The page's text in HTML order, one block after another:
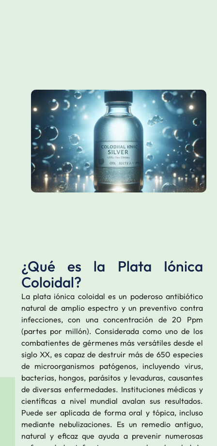
¿Qué es la Plata Iónica
Coloidal?
La plata iónica coloidal es un poderoso antibiótico
natural de amplio espectro y un preventivo contra
infecciones, con una concentración de 20 Ppm
(partes por millón). Considerada como uno de los
combatientes de gérmenes más versátiles desde el
siglo XX, es capaz de destruir más de 650 especies
de microorganismos patógenos, incluyendo virus,
bacterias, hongos, parásitos y levaduras, causantes
de diversas enfermedades. Instituciones médicas y
científicas a nivel mundial avalan sus resultados.
Puede ser aplicada de forma oral y tópica, incluso
mediante nebulizaciones. Es un remedio antiguo,
natural y eficaz que ayuda a prevenir numerosas